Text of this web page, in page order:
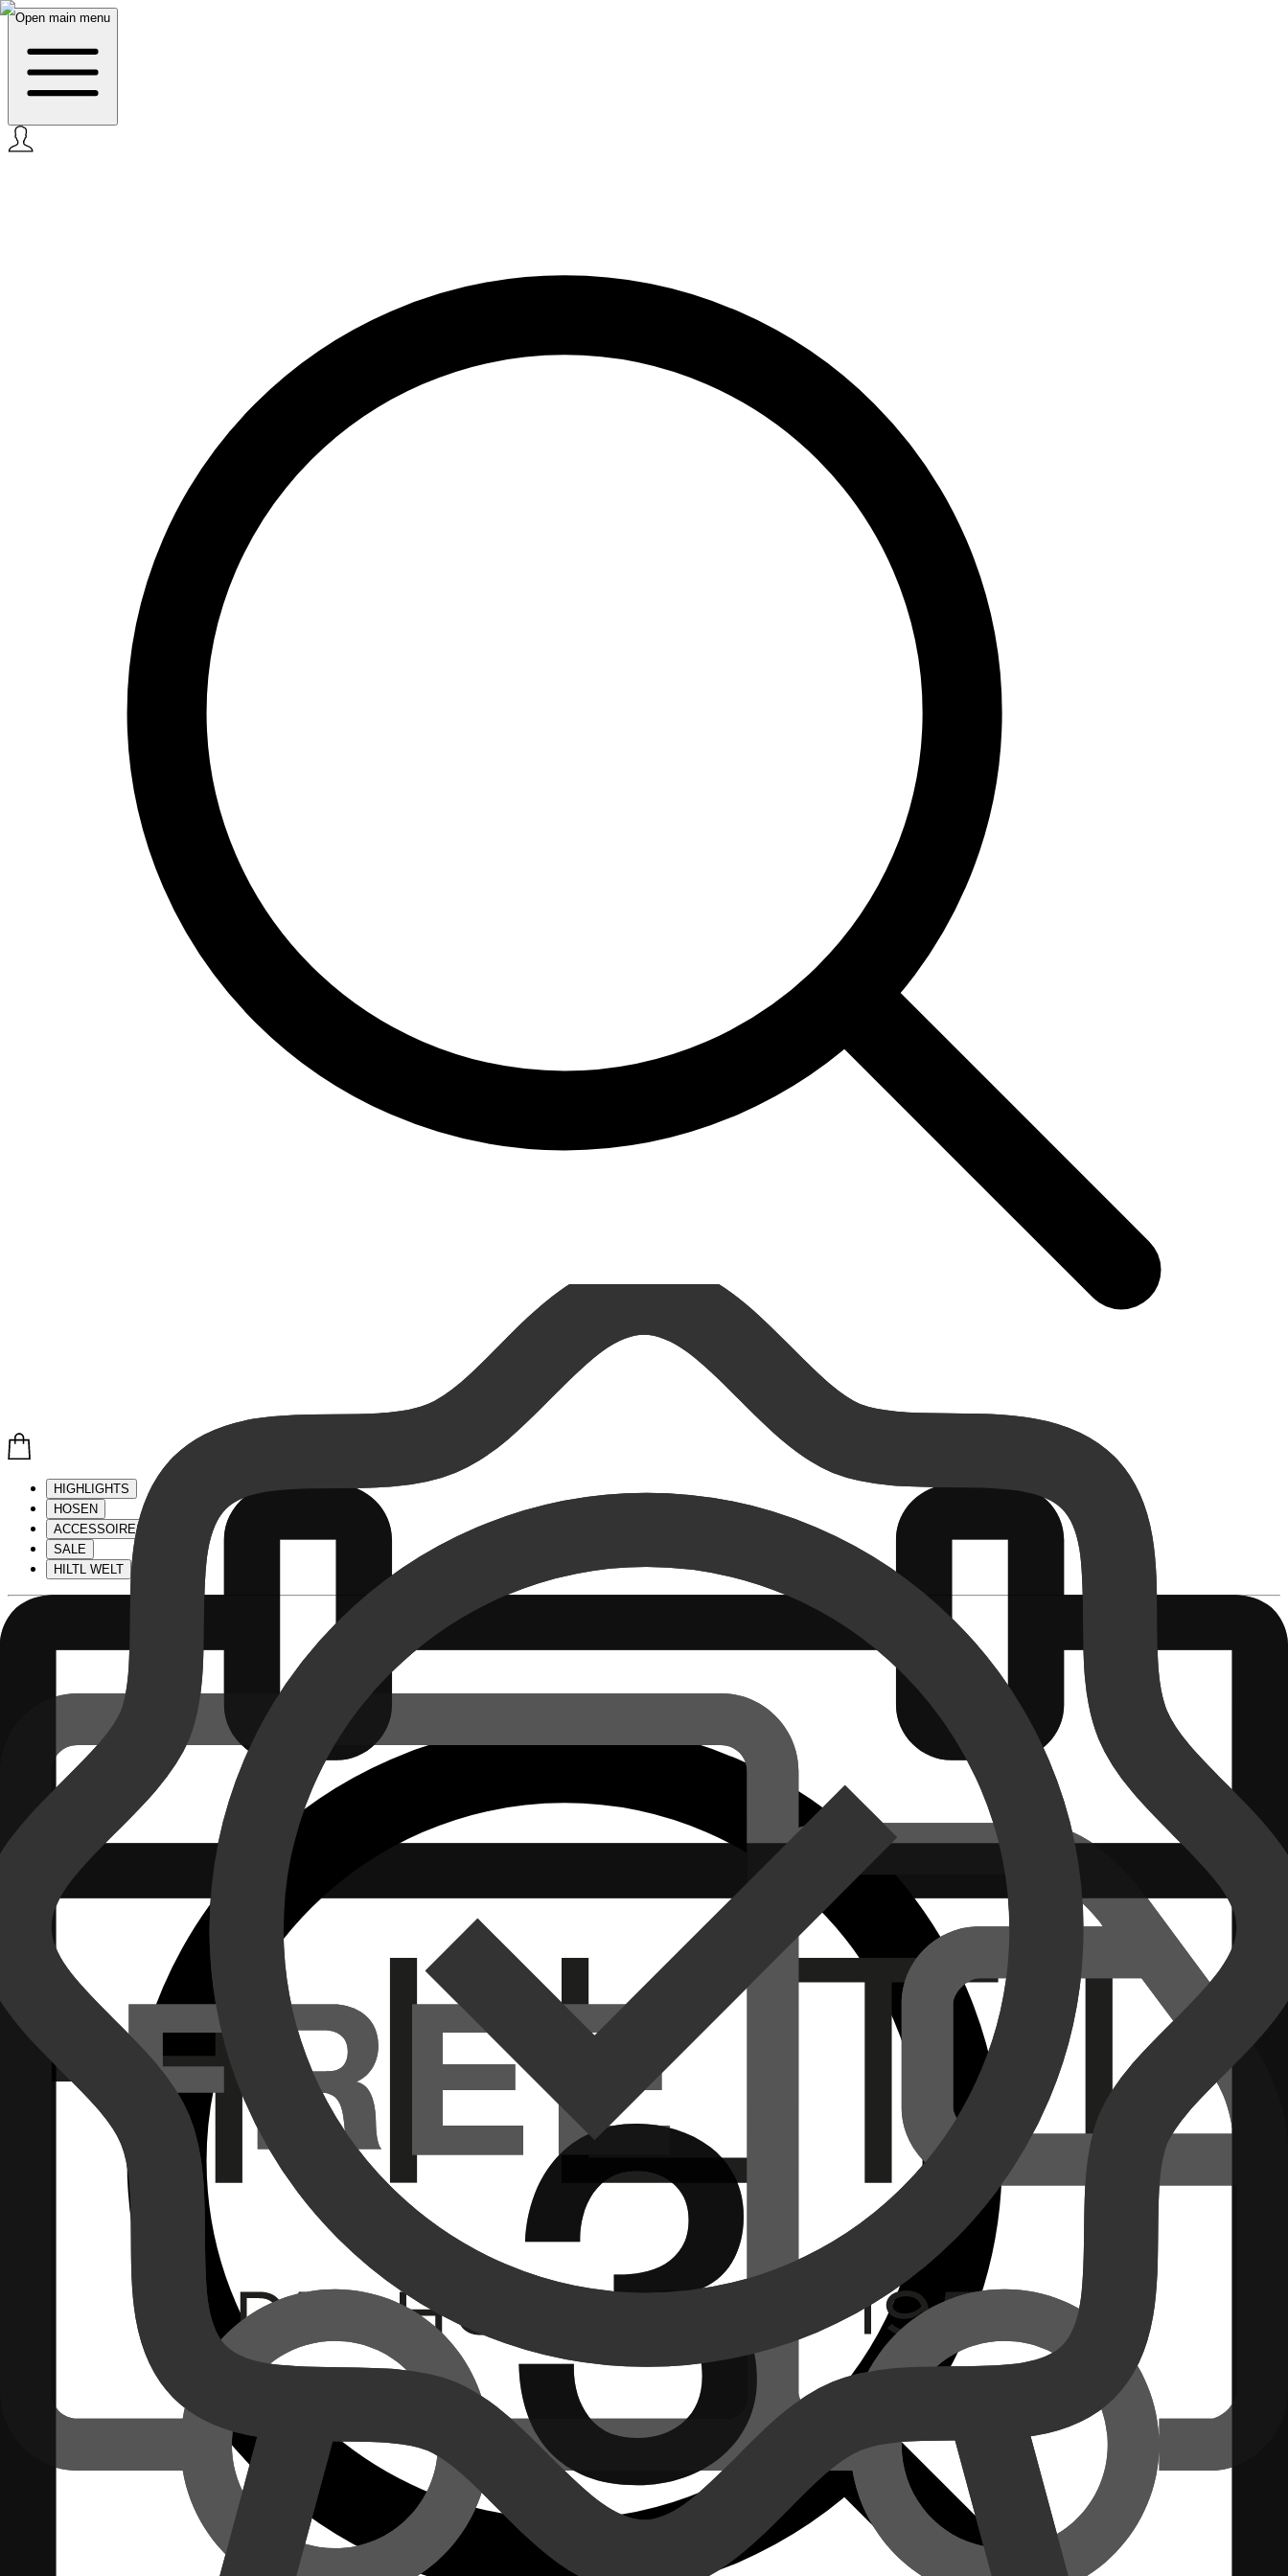
Open main menu
HIGHLIGHTS
HOSEN
ACCESSOIRES
SALE
HILTL WELT